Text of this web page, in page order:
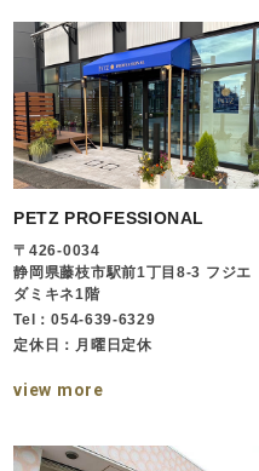
PETZ PROFESSIONAL
〒426-0034
静岡県藤枝市駅前1丁目8-3 フジエ
ダミキネ1階
Tel：054-639-6329
定休日：月曜日定休
view more